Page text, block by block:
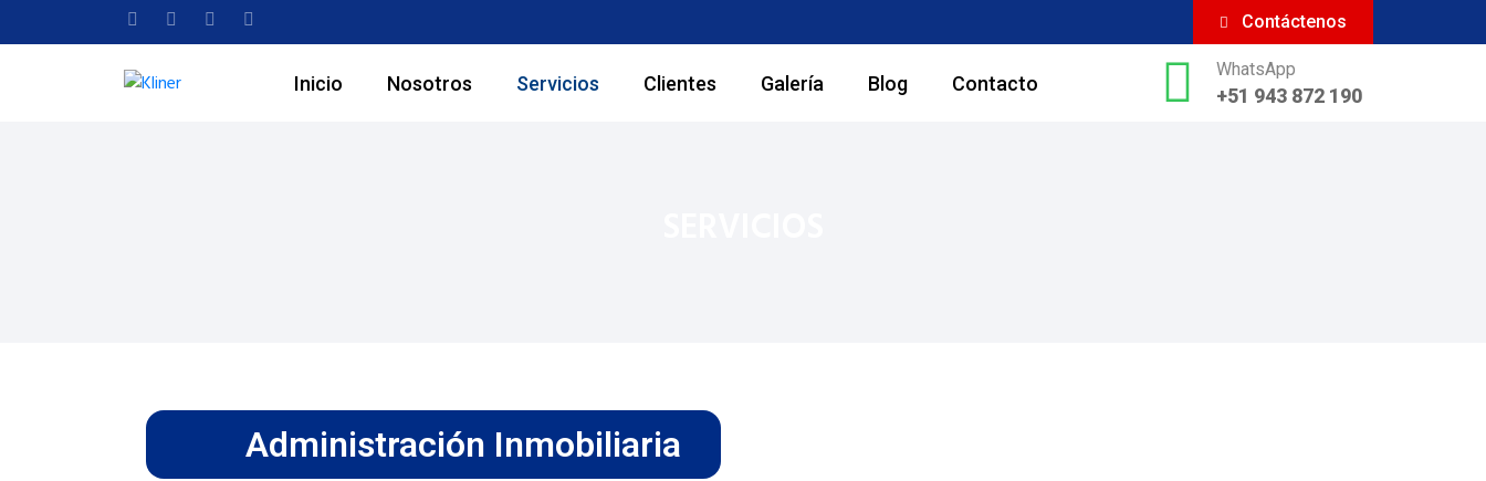
Contáctenos
Inicio Nosotros Servicios Clientes Galería Blog Contacto
WhatsApp
+51 943 872 190
Administración Inmobiliaria